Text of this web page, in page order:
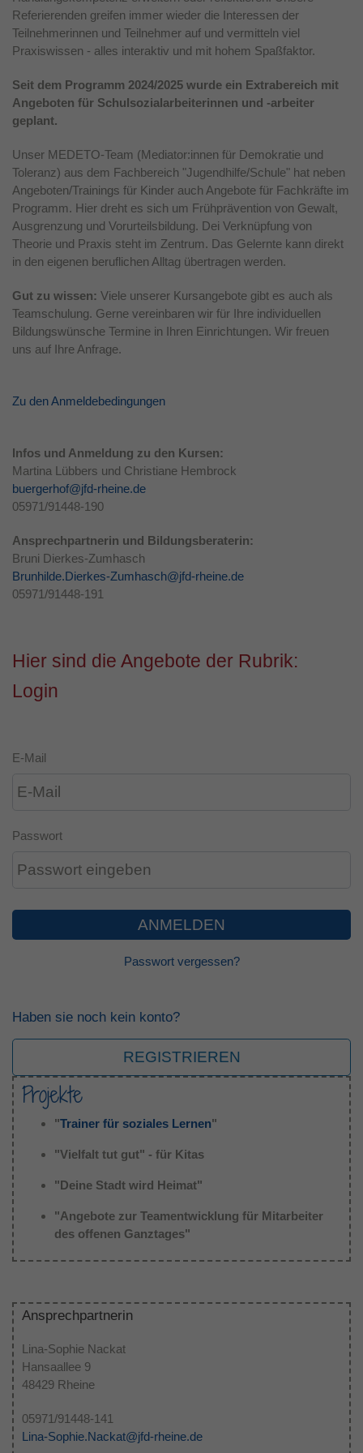
Referierenden greifen immer wieder die Interessen der
Teilnehmerinnen und Teilnehmer auf und vermitteln viel
Praxiswissen - alles interaktiv und mit hohem Spaßfaktor.
Seit dem Programm 2024/2025 wurde ein Extrabereich mit
Angeboten für Schulsozialarbeiterinnen und -arbeiter
geplant.
Unser MEDETO-Team (Mediator:innen für Demokratie und
Toleranz) aus dem Fachbereich "Jugendhilfe/Schule" hat neben
Angeboten/Trainings für Kinder auch Angebote für Fachkräfte im
Programm. Hier dreht es sich um Frühprävention von Gewalt,
Ausgrenzung und Vorurteilsbildung. Dei Verknüpfung von
Theorie und Praxis steht im Zentrum. Das Gelernte kann direkt
in den eigenen beruflichen Alltag übertragen werden.
Gut zu wissen: Viele unserer Kursangebote gibt es auch als
Teamschulung. Gerne vereinbaren wir für Ihre individuellen
Bildungswünsche Termine in Ihren Einrichtungen. Wir freuen
uns auf Ihre Anfrage.
Zu den Anmeldebedingungen
Infos und Anmeldung zu den Kursen:
Martina Lübbers und Christiane Hembrock
buergerhof@jfd-rheine.de
05971/91448-190
Ansprechpartnerin und Bildungsberaterin:
Bruni Dierkes-Zumhasch
Brunhilde.Dierkes-Zumhasch@jfd-rheine.de
05971/91448-191
Hier sind die Angebote der Rubrik:
Login
E-Mail
Passwort
ANMELDEN
Passwort vergessen?
Haben sie noch kein konto?
REGISTRIEREN
Projekte
"Trainer für soziales Lernen"
"Vielfalt tut gut" - für Kitas
"Deine Stadt wird Heimat"
"Angebote zur Teamentwicklung für Mitarbeiter
des offenen Ganztages"
Ansprechpartnerin
Lina-Sophie Nackat
Hansaallee 9
48429 Rheine
05971/91448-141
Lina-Sophie.Nackat@jfd-rheine.de
Laufzeit 1 Jahr
Dieses Cookie wird verwendet, um Ihre